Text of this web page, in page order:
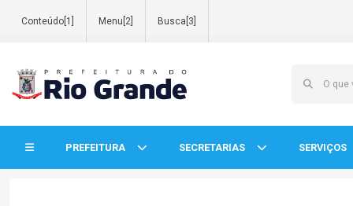
Conteúdo[1] Menu[2] Busca[3]
PREFEITURA SECRETARIAS SERVIÇOS